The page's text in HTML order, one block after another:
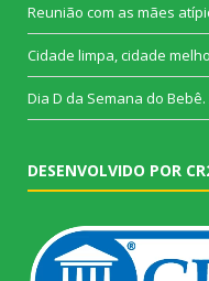
Reunião com as mães
Cidade limpa, cidade
Dia D da Semana do Bebê.
DESENVOLVIDO POR